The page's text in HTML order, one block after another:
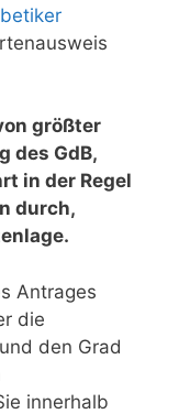
größter
des GdB,
in der Regel
durch,
Antrages
die
den Grad
innerhalb